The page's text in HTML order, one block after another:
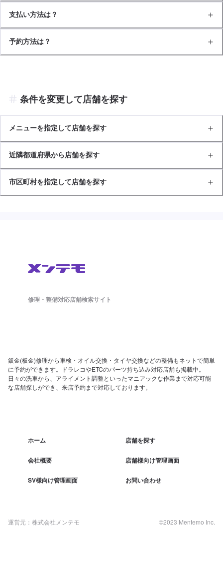
支払い方法は？
予約方法は？
条件を変更して店舗を探す
メニューを指定して店舗を探す
近隣都道府県から店舗を探す
市区町村を指定して店舗を探す
修理・整備対応店舗検索サイト
鈑金(板金)修理から車検・オイル交換・タイヤ交換などの整備もネットで簡単
に予約ができます。ドラレコやETCのパーツ持ち込み対応店舗も掲載中。
日々の洗車から、アライメント調整といったマニアックな作業まで対応可能
な店舗探しができ、来店予約まで対応しております。
ホーム 店舗を探す
会社概要 店舗様向け管理画面
SV様向け管理画面 お問い合わせ
運営元：株式会社メンテモ ©2023 Mentemo Inc.